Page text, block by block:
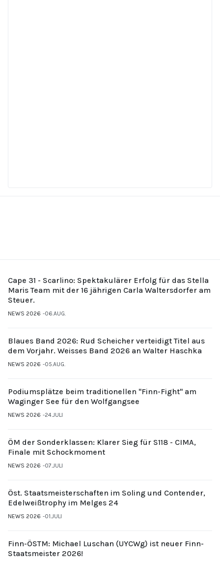
Cape 31 - Scarlino: Spektakulärer Erfolg für das Stella
Maris Team mit der 16 jährigen Carla Waltersdorfer am
Steuer.
NEWS 2026 06.AUG.
Blaues Band 2026: Rud Scheicher verteidigt Titel aus
dem Vorjahr. Weisses Band 2026 an Walter Haschka
NEWS 2026 05.AUG.
Podiumsplätze beim traditionellen "Finn-Fight" am
Waginger See für den Wolfgangsee
NEWS 2026 24.JULI
ÖM der Sonderklassen: Klarer Sieg für S118 - CIMA,
Finale mit Schockmoment
NEWS 2026 07.JULI
Öst. Staatsmeisterschaften im Soling und Contender,
Edelweißtrophy im Melges 24
NEWS 2026 01.JULI
Finn-ÖSTM: Michael Luschan (UYCWg) ist neuer Finn-
Staatsmeister 2026!